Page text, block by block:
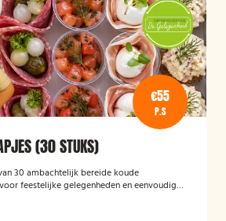
€55
P.S
(30 STUKS)
30 ambachtelijk bereide koude
feestelijke gelegenheden en eenvoudig